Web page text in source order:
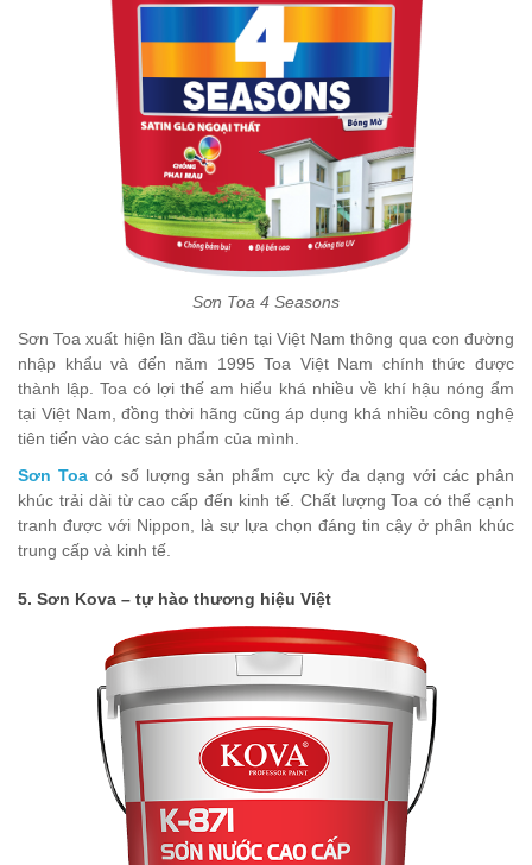
Sơn Toa 4 Seasons
Sơn Toa xuất hiện lần đầu tiên tại Việt Nam thông qua con đường
nhập khẩu và đến năm 1995 Toa Việt Nam chính thức được
thành lập. Toa có lợi thế am hiểu khá nhiều về khí hậu nóng ẩm
tại Việt Nam, đồng thời hãng cũng áp dụng khá nhiều công nghệ
tiên tiến vào các sản phẩm của mình.
Sơn Toa có số lượng sản phẩm cực kỳ đa dạng với các phân
khúc trải dài từ cao cấp đến kinh tế. Chất lượng Toa có thể cạnh
tranh được với Nippon, là sự lựa chọn đáng tin cậy ở phân khúc
trung cấp và kinh tế.
5. Sơn Kova – tự hào thương hiệu Việt